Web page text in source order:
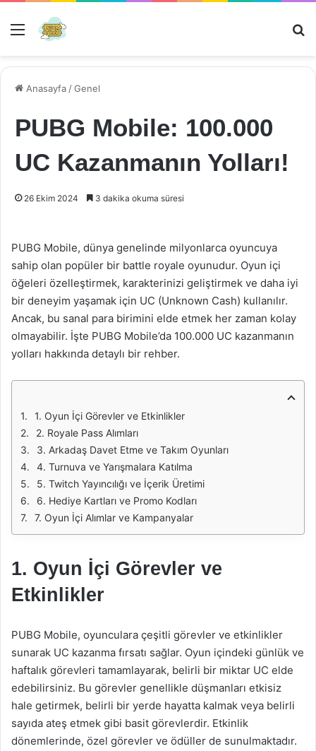
Menü
Anasayfa /Genel
PUBG Mobile: 100.000
UC Kazanmanın Yolları!
26 Ekim 2024 3 dakika okuma süresi
PUBG Mobile, dünya genelinde milyonlarca oyuncuya
sahip olan popüler bir battle royale oyunudur. Oyun içi
öğeleri özelleştirmek, karakterinizi geliştirmek ve daha iyi
bir deneyim yaşamak için UC (Unknown Cash) kullanılır.
Ancak, bu sanal para birimini elde etmek her zaman kolay
olmayabilir. İşte PUBG Mobile’da 100.000 UC kazanmanın
yolları hakkında detaylı bir rehber.
1. Oyun İçi Görevler ve Etkinlikler
2. Royale Pass Alımları
3. Arkadaş Davet Etme ve Takım Oyunları
4. Turnuva ve Yarışmalara Katılma
5. Twitch Yayıncılığı ve İçerik Üretimi
6. Hediye Kartları ve Promo Kodları
7. Oyun İçi Alımlar ve Kampanyalar
1. Oyun İçi Görevler ve
Etkinlikler
PUBG Mobile, oyunculara çeşitli görevler ve etkinlikler
sunarak UC kazanma fırsatı sağlar. Oyun içindeki günlük ve
haftalık görevleri tamamlayarak, belirli bir miktar UC elde
edebilirsiniz. Bu görevler genellikle düşmanları etkisiz
hale getirmek, belirli bir yerde hayatta kalmak veya belirli
sayıda ateş etmek gibi basit görevlerdir. Etkinlik
dönemlerinde, özel görevler ve ödüller de sunulmaktadır.